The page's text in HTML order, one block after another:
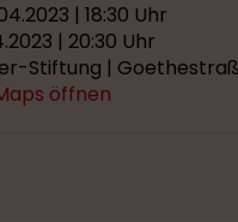
| 18:30 Uhr
| 20:30 Uhr
Stiftung |
öffnen